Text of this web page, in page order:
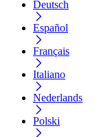
Deutsch
Español
Français
Italiano
Nederlands
Polski